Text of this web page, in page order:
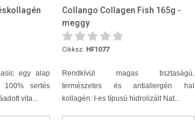
egy alap
100% sertés
vita...
Collango Collagen Fish 165g -
meggy
Cikksz. HF1077
Rendkívül magas tisztaságú,
természetes és antiallergén hal
kollagén: I-es típusú hidrolizált Nat...